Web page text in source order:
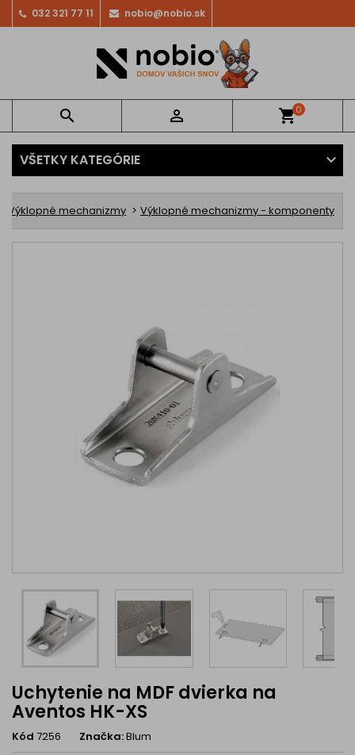
032 321 77 11 nobio@nobio.sk
  shopping_cart0
VŠETKY KATEGÓRIE
Výklopné mechanizmy Výklopné mechanizmy - komponenty
Uchytenie na MDF dvierka na
Aventos HK-XS
Kód 7256 Značka:Blum